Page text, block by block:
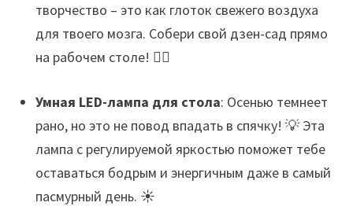
творчество – это как глоток свежего воздуха
для твоего мозга. Собери свой дзен-сад прямо
на рабочем столе! 🧘‍♀️
Умная LED-лампа для стола: Осенью темнеет
рано, но это не повод впадать в спячку! 💡 Эта
лампа с регулируемой яркостью поможет тебе
оставаться бодрым и энергичным даже в самый
пасмурный день. ☀️